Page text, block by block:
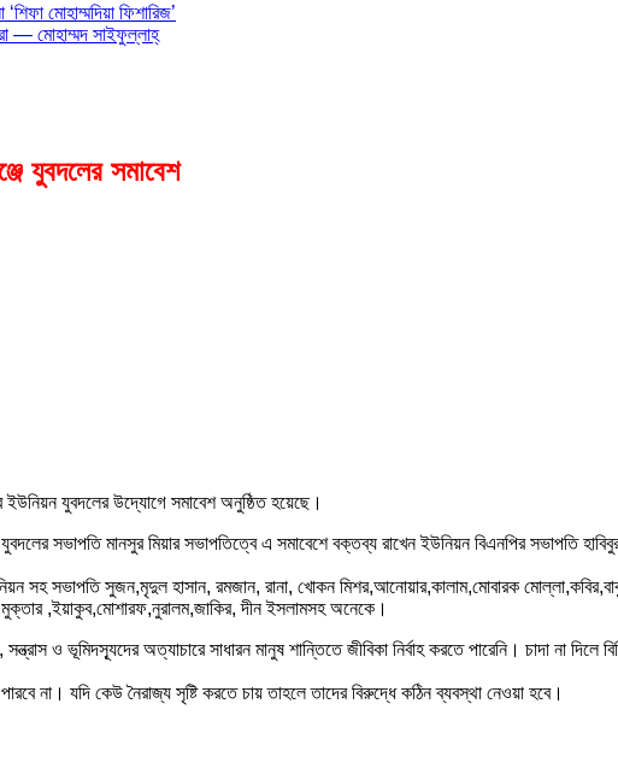
মোহাম্মদিয়া ফিশারিজ’
— মোহাম্মদ সাইফুল্লাহ্
যুবদলের সমাবেশ
ইউনিয়ন যুবদলের উদ্যোগে সমাবেশ অনুষ্ঠিত হয়েছে।
সভাপতি মানসুর মিয়ার সভাপতিত্বে এ সমাবেশে বক্তব্য রাখেন ইউনিয়ন বিএনপির সভাপতি
সহ সভাপতি সুজন,মৃদুল হাসান, রমজান, রানা, খোকন মিশর,আনোয়ার,কালাম,মোবারক
,ইয়াকুব,মোশারফ,নুরালম,জাকির, দীন ইসলামসহ অনেকে।
ও ভূমিদস্যূদের অত্যাচারে সাধারন মানুষ শান্তিতে জীবিকা নির্বাহ করতে পারেনি। চাদা না দিলে
না। যদি কেউ নৈরাজ্য সৃষ্টি করতে চায় তাহলে তাদের বিরুদ্ধে কঠিন ব্যবস্থা নেওয়া হবে।